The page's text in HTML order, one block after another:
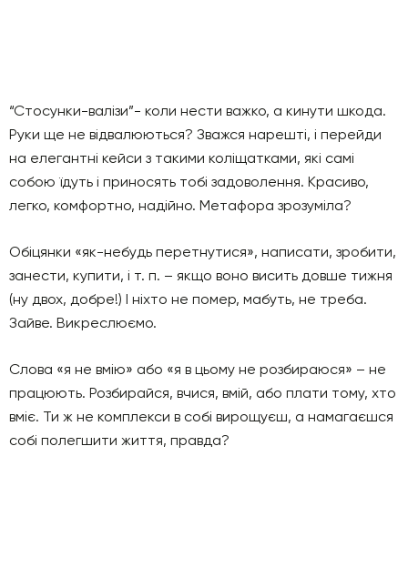
“Стосунки-валізи”- коли нести важко, а кинути шкода.
Руки ще не відвалюються? Зважся нарешті, і перейди
на елегантні кейси з такими коліщатками, які самі
собою їдуть і приносять тобі задоволення. Красиво,
легко, комфортно, надійно. Метафора зрозуміла?
Обіцянки «як-небудь перетнутися», написати, зробити,
занести, купити, і т. п. – якщо воно висить довше тижня
(ну двох, добре!) І ніхто не помер, мабуть, не треба.
Зайве. Викреслюємо.
Слова «я не вмію» або «я в цьому не розбираюся» – не
працюють. Розбирайся, вчися, вмій, або плати тому, хто
вміє. Ти ж не комплекси в собі вирощуєш, а намагаєшся
собі полегшити життя, правда?